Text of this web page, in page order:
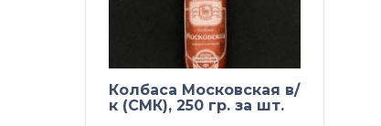
Колбаса Московская в/
к (СМК), 250 гр. за шт.